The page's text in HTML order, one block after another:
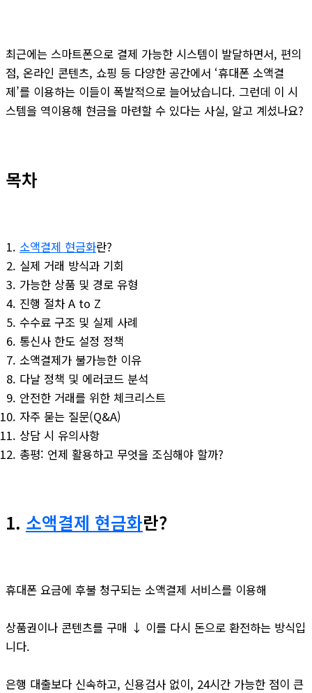
최근에는 스마트폰으로 결제 가능한 시스템이 발달하면서, 편의
점, 온라인 콘텐츠, 쇼핑 등 다양한 공간에서 ‘휴대폰 소액결
제’를 이용하는 이들이 폭발적으로 늘어났습니다. 그런데 이 시
스템을 역이용해 현금을 마련할 수 있다는 사실, 알고 계셨나요?
목차
소액결제 현금화란?
실제 거래 방식과 기회
가능한 상품 및 경로 유형
진행 절차 A to Z
수수료 구조 및 실제 사례
통신사 한도 설정 정책
소액결제가 불가능한 이유
다날 정책 및 에러코드 분석
안전한 거래를 위한 체크리스트
자주 묻는 질문(Q&A)
상담 시 유의사항
총평: 언제 활용하고 무엇을 조심해야 할까?
1. 소액결제 현금화란?
휴대폰 요금에 후불 청구되는 소액결제 서비스를 이용해
상품권이나 콘텐츠를 구매 ↓ 이를 다시 돈으로 환전하는 방식입
니다.
은행 대출보다 신속하고, 신용검사 없이, 24시간 가능한 점이 큰